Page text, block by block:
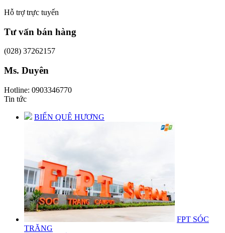
Hỗ trợ trực tuyến
Tư vấn bán hàng
(028) 37262157
Ms. Duyên
Hotline: 0903346770
Tin tức
BIỂN QUÊ HƯƠNG
FPT SÓC
TRĂNG